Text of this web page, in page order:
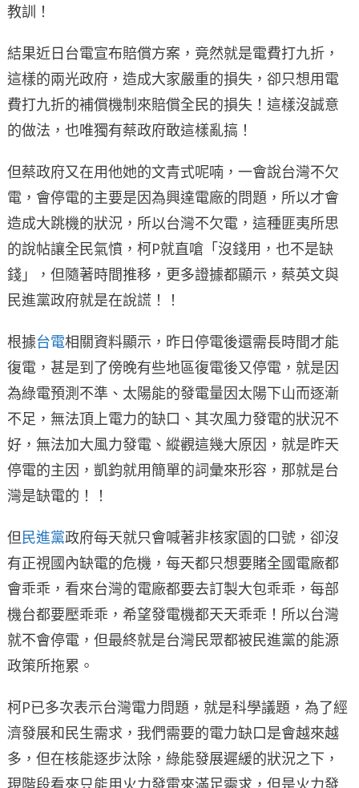
教訓！
結果近日台電宣布賠償方案，竟然就是電費打九折，
這樣的兩光政府，造成大家嚴重的損失，卻只想用電
費打九折的補償機制來賠償全民的損失！這樣沒誠意
的做法，也唯獨有蔡政府敢這樣亂搞！
但蔡政府又在用他她的文青式呢喃，一會說台灣不欠
電，會停電的主要是因為興達電廠的問題，所以才會
造成大跳機的狀況，所以台灣不欠電，這種匪夷所思
的說帖讓全民氣憤，柯P就直嗆「沒錢用，也不是缺
錢」，但隨著時間推移，更多證據都顯示，蔡英文與
民進黨政府就是在說謊！！
根據台電相關資料顯示，昨日停電後還需長時間才能
復電，甚是到了傍晚有些地區復電後又停電，就是因
為綠電預測不準、太陽能的發電量因太陽下山而逐漸
不足，無法頂上電力的缺口、其次風力發電的狀況不
好，無法加大風力發電、縱觀這幾大原因，就是昨天
停電的主因，凱鈞就用簡單的詞彙來形容，那就是台
灣是缺電的！！
但民進黨政府每天就只會喊著非核家園的口號，卻沒
有正視國內缺電的危機，每天都只想要賭全國電廠都
會乖乖，看來台灣的電廠都要去訂製大包乖乖，每部
機台都要壓乖乖，希望發電機都天天乖乖！所以台灣
就不會停電，但最終就是台灣民眾都被民進黨的能源
政策所拖累。
柯P已多次表示台灣電力問題，就是科學議題，為了經
濟發展和民生需求，我們需要的電力缺口是會越來越
多，但在核能逐步汰除，綠能發展遲緩的狀況之下，
現階段看來只能用火力發電來滿足需求，但是火力發